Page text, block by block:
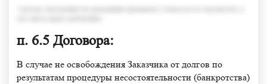
п. 6.5 Договора:
В случае не освобождения Заказчика от долгов по
результатам процедуры несостоятельности (банкротства)